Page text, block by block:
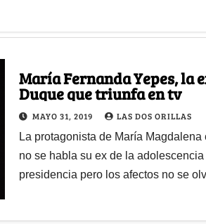
María Fernanda Yepes, la
Duque que triunfa en tv
MAYO 31, 2019 LAS DOS ORILLAS
La protagonista de María Magdalena
no se habla su ex de la
presidencia pero los afectos no se